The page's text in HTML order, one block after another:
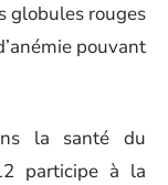
globules rouges
pouvant
la santé du
participe à la